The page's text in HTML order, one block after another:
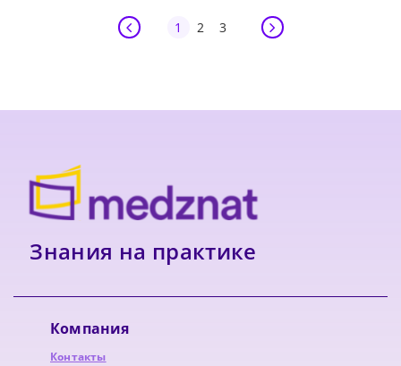
1 2 3
Знания на практике
Компания
Контакты